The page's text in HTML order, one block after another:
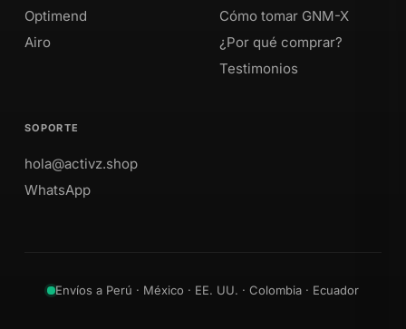
Optimend
Airo
Cómo tomar GNM-X
¿Por qué comprar?
Testimonios
SOPORTE
hola@activz.shop
WhatsApp
Envíos a Perú · México · EE. UU. · Colombia · Ecuador